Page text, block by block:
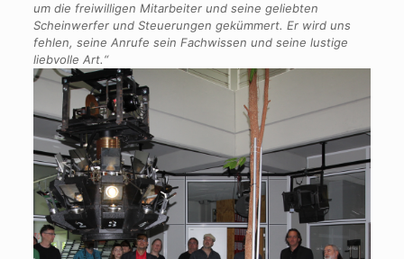
um die freiwilligen Mitarbeiter und seine geliebten
Scheinwerfer und Steuerungen gekümmert. Er wird uns
fehlen, seine Anrufe sein Fachwissen und seine lustige
liebvolle Art.“